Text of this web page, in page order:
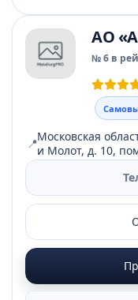
АО
№ 6 в
📍Московская
и Молот, д. 10,